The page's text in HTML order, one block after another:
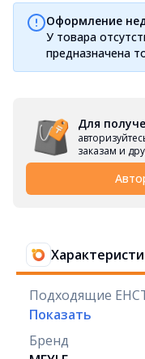
Оформление
У товара
предназначена
Для
заказам и
Подходящие
Показать
Бренд